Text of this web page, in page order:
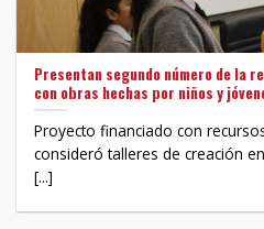
Presentan segundo número de la
con obras hechas por niños y
Proyecto financiado con
consideró talleres de creación
[...]